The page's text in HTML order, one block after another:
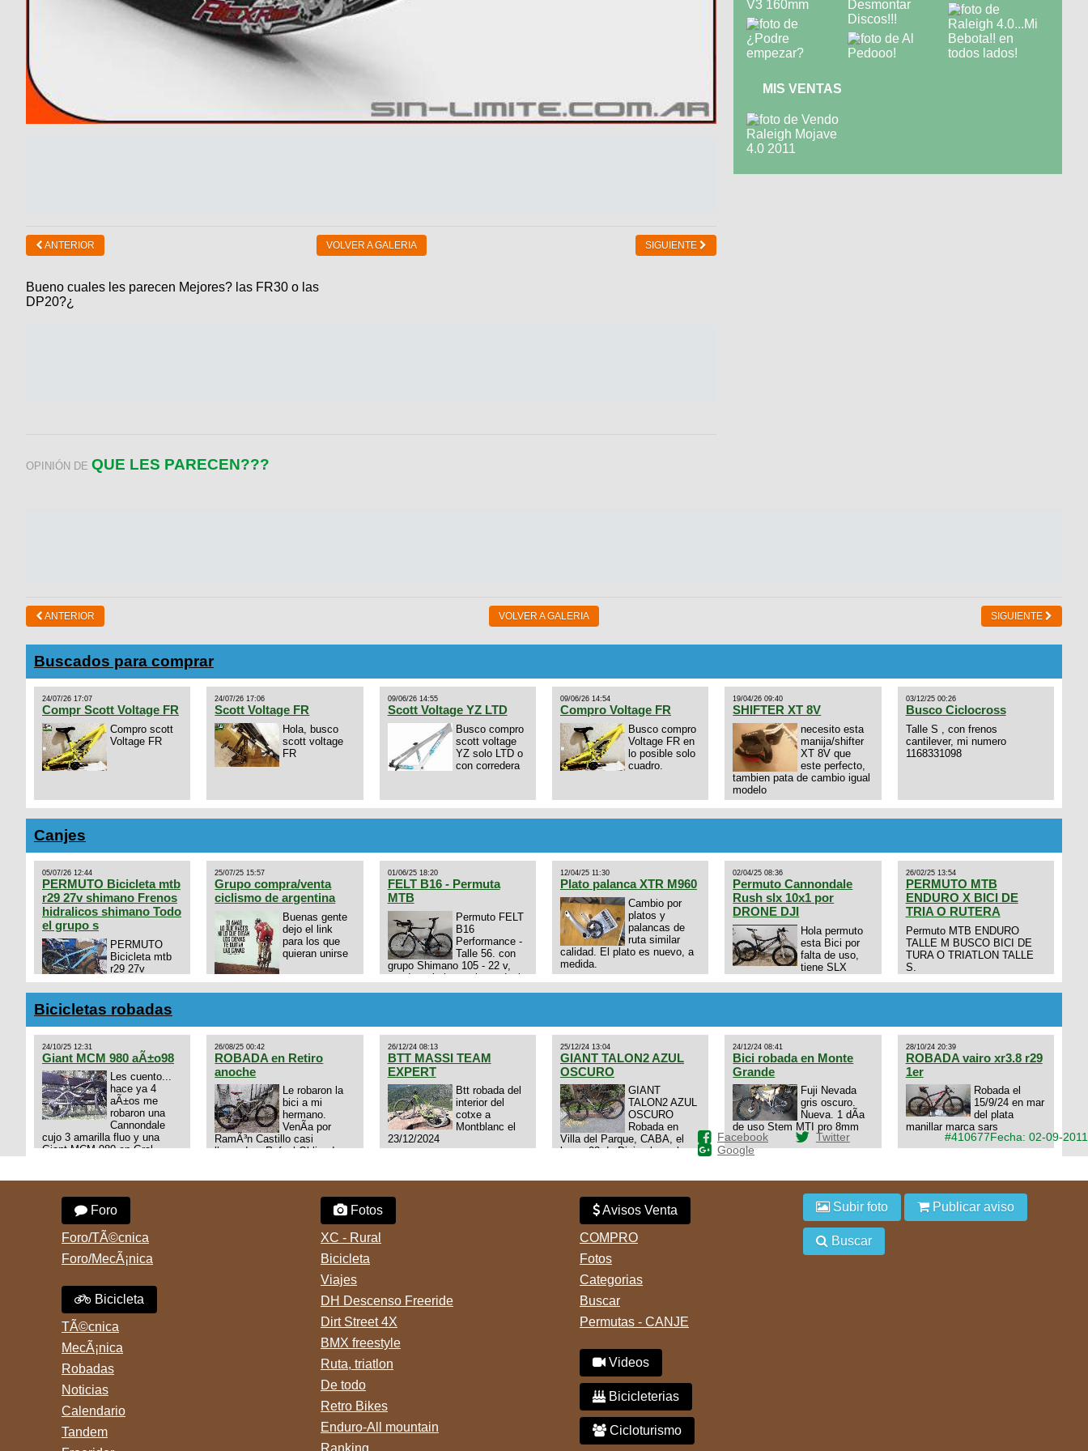
Facebook
Twitter
Google
#410677Fecha: 02-09-2011
ANTERIOR VOLVER A GALERIA SIGUIENTE
Bueno cuales les parecen Mejores? las FR30 o las
DP20?¿
OPINIÓN DE QUE LES PARECEN???
MIS VENTAS
ANTERIOR VOLVER A GALERIA SIGUIENTE
Buscados para comprar
24/07/26 17:07
Compr Scott Voltage FR
Compro scott
Voltage FR
24/07/26 17:06
Scott Voltage FR
Hola, busco
scott voltage
FR
09/06/26 14:55
Scott Voltage YZ LTD
Busco compro
scott voltage
YZ solo LTD o
con corredera
09/06/26 14:54
Compro Voltage FR
Busco compro
Voltage FR en
lo posible solo
cuadro.
19/04/26 09:40
SHIFTER XT 8V
necesito esta
manija/shifter
XT 8V que
este perfecto,
tambien pata de cambio igual
modelo
03/12/25 00:26
Busco Ciclocross
Talle S , con frenos
cantilever, mi numero
1168331098
Canjes
05/07/26 12:44
PERMUTO Bicicleta mtb
r29 27v shimano Frenos
hidralicos shimano Todo
el grupo s
PERMUTO
Bicicleta mtb
r29 27v
shimano
Frenos hidralicos shimano
Todo el grupo shimano Talle
s/m Permuto x pistera o ruta
talle s o m.
25/07/25 15:57
Grupo compra/venta
ciclismo de argentina
Buenas gente
dejo el link
para los que
quieran unirse
https://chat.whatsapp.com/E4N9zhVk9wHFFzK7T345Kn?
mode=ac_t
01/06/25 18:20
FELT B16 - Permuta
MTB
Permuto FELT
B16
Performance -
Talle 56. con
grupo Shimano 105 - 22 v,
cuadro: triatlon carbono dual
12/04/25 11:30
Plato palanca XTR M960
Cambio por
platos y
palancas de
ruta similar
calidad. El plato es nuevo, a
medida.
02/04/25 08:36
Permuto Cannondale
Rush slx 10x1 por
DRONE DJI
Hola permuto
esta Bici por
falta de uso,
tiene SLX
Horquilla Axon tope de gama
por drone de la marca Dji, les
interesa 3434568861 saludos
26/02/25 13:54
PERMUTO MTB
ENDURO X BICI DE
TRIA O RUTERA
Permuto MTB ENDURO
TALLE M BUSCO BICI DE
TURA O TRIATLON TALLE
S.
Bicicletas robadas
24/10/25 12:31
Giant MCM 980 aÃ±o98
Les cuento...
hace ya 4
aÃ±os me
robaron una
Cannondale
cujo 3 amarilla fluo y una
Giant MCM 980 en Gral
a Lujan. Aun conservo las
denuncias y las fotos de mis
bikes. Desde aquel momento,
no paro de entrar a diferentes
portales t
26/08/25 00:42
ROBADA en Retiro
anoche
Le robaron la
bici a mi
hermano.
VenÃ­a por
RamÃ³n Castillo casi
llegando a Rafael Obligado en
bici y se la llevaron para la
mountain BRONCO del aÃ±o
1996 rodado 26', cuadro talle
26/12/24 08:13
BTT MASSI TEAM
EXPERT
Btt robada del
interior del
cotxe a
Montblanc el
23/12/2024
25/12/24 13:04
GIANT TALON2 AZUL
OSCURO
GIANT
TALON2 AZUL
OSCURO
Robada en
Villa del Parque, CABA, el
lunes 23 de Diciembre a las
24/12/24 08:41
Bici robada en Monte
Grande
Fuji Nevada
gris oscuro.
Nueva. 1 dÃ­a
de uso Stem MTI pro 8mm
28/10/24 20:39
ROBADA vairo xr3.8 r29
1er
Robada el
15/9/24 en mar
del plata
manillar marca sars
Foro
Foro/TÃ©cnica
Foro/MecÃ¡nica
Bicicleta
TÃ©cnica
MecÃ¡nica
Robadas
Noticias
Calendario
Tandem
Fotos
XC - Rural
Bicicleta
Viajes
DH Descenso Freeride
Dirt Street 4X
BMX freestyle
Ruta, triatlon
De todo
Retro Bikes
Enduro-All mountain
Ranking
Avisos Venta
COMPRO
Fotos
Categorias
Buscar
Permutas - CANJE
Videos
Bicicleterias
Cicloturismo
Subir foto Publicar aviso
Buscar